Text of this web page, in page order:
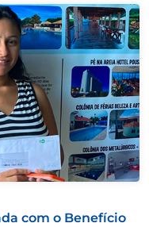
com o Benefício